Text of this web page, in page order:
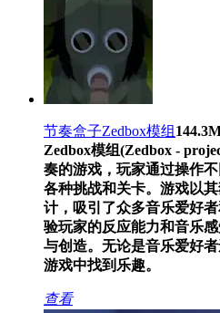
节奏盒子Zedbox模组
Zedbox模组(Zedbox -
奏的游戏，玩家通过操作
各种挑战和关卡。游戏以
计，吸引了众多音乐爱好
验玩家的反应能力和音乐
与创造。无论是音乐爱好
游戏中找到乐趣。
查看